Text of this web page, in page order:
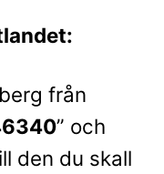
från
” och
den du skall